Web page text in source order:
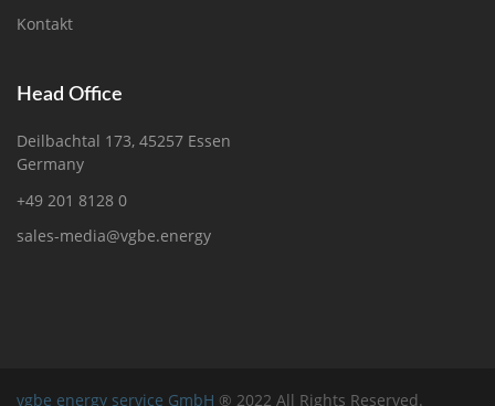
Kontakt
Head Office
Deilbachtal 173, 45257 Essen
Germany
+49 201 8128 0
sales-media@vgbe.energy
vgbe energy service GmbH ® 2022 All Rights Reserved.